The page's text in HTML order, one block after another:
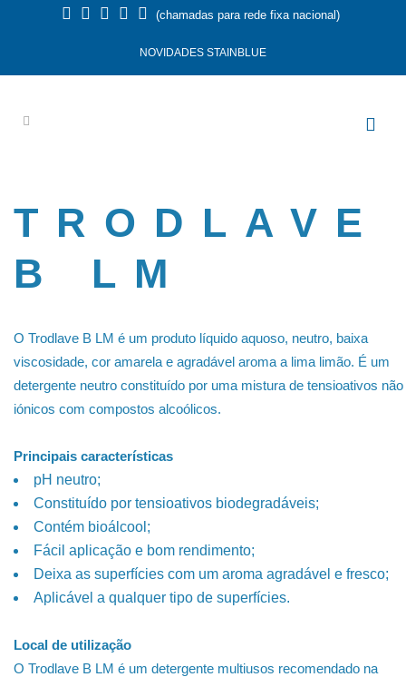
(chamadas para rede fixa nacional)
NOVIDADES STAINBLUE
TRODLAVE
B LM
O Trodlave B LM é um produto líquido aquoso, neutro, baixa
viscosidade, cor amarela e agradável aroma a lima limão. É um
detergente neutro constituído por uma mistura de tensioativos não
iónicos com compostos alcoólicos.
Principais características
pH neutro;
Constituído por tensioativos biodegradáveis;
Contém bioálcool;
Fácil aplicação e bom rendimento;
Deixa as superfícies com um aroma agradável e fresco;
Aplicável a qualquer tipo de superfícies.
Local de utilização
O Trodlave B LM é um detergente multiusos recomendado na